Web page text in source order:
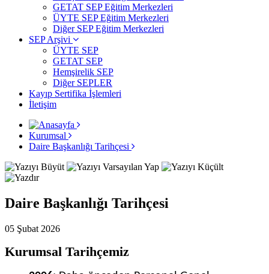
GETAT SEP Eğitim Merkezleri
ÜYTE SEP Eğitim Merkezleri
Diğer SEP Eğitim Merkezleri
SEP Arşivi
ÜYTE SEP
GETAT SEP
Hemşirelik SEP
Diğer SEPLER
Kayıp Sertifika İşlemleri
İletişim
Kurumsal
Daire Başkanlığı Tarihçesi
Daire Başkanlığı Tarihçesi
05 Şubat 2026
Kurumsal Tarihçemiz